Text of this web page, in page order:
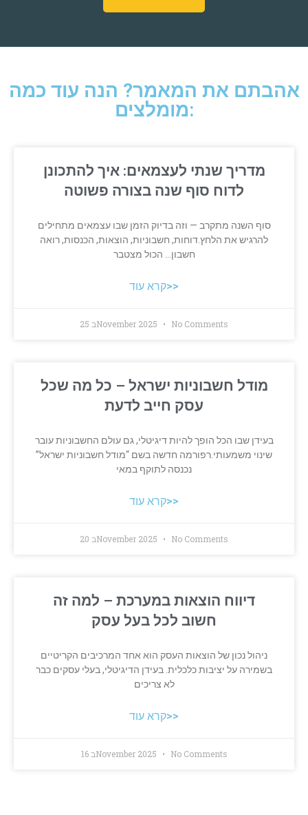
אהבתם את המאמר? הנה עוד כמה
מומלצים:
מדריך שנתי לעצמאים: איך להתכונן
לדוח סוף שנה בצורה פשוטה
סוף השנה מתקרב — וזה בדיוק הזמן שבו עצמאים מתחילים
להרגיש את הלחץ.דוחות, חשבוניות, הוצאות, הכנסות, רואה
חשבון… הכול מצטבר
קרא עוד>>
25 בNovember 2025 No Comments
מודל חשבוניות ישראל – כל מה שכל
עסק חייב לדעת
בעידן שבו הכל הופך להיות דיגיטלי, גם עולם החשבוניות עובר
שינוי משמעותי.רפורמה חדשה בשם “מודל חשבוניות ישראל”
נכנסה לתוקף במאי
קרא עוד>>
20 בNovember 2025 No Comments
דיווח הוצאות במערכת – למה זה
חשוב לכל בעל עסק
ניהול נכון של הוצאות העסק הוא אחד המרכיבים הקריטיים
בשמירה על יציבות כלכלית. בעידן הדיגיטלי, בעלי עסקים כבר
לא צריכים
קרא עוד>>
16 בNovember 2025 No Comments